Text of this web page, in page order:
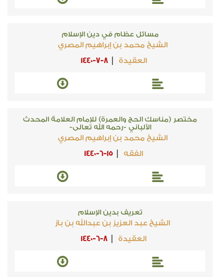
مسائل عظام في دين الإسلام
الشيخ محمد بن إبراهيم المصري
العقيدة
1440-7-8
مختصر (مناسك الحج والعمرة) للإمام العلامة المحدث
الألباني -رحمه الله تعالى-
الشيخ محمد بن إبراهيم المصري
الفقه
1440-6-15
تعريف بدين الإسلام
الشيخ عبد العزيز بن عبدالله بن باز
العقيدة
1440-6-8